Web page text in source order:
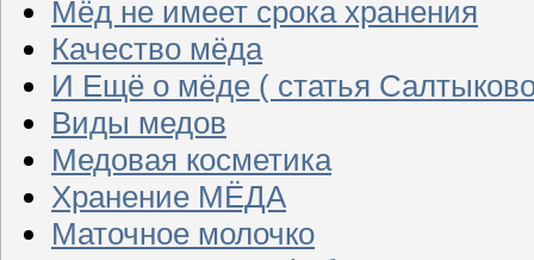
Мёд не имеет срока хранения
Качество мёда
И Ещё о мёде ( статья
Виды медов
Медовая косметика
Хранение МЁДА
Маточное молочко